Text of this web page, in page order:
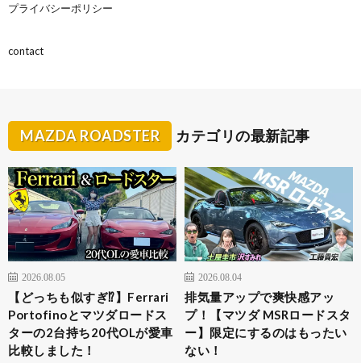
プライバシーポリシー
contact
MAZDA ROADSTER カテゴリの最新記事
2026.08.05
【どっちも似すぎ⁉︎】Ferrari
Portofinoとマツダロードス
ターの2台持ち20代OLが愛車
比較しました！
2026.08.04
排気量アップで爽快感アッ
プ！【マツダ MSRロードスタ
ー】限定にするのはもったい
ない！